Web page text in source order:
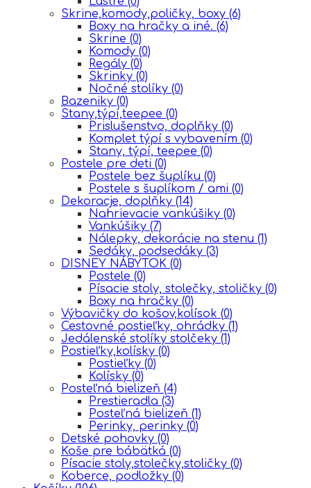
Skrine,komody,poličky, boxy (6)
Boxy na hračky a iné. (6)
Skrine (0)
Komody (0)
Regály (0)
Skrinky (0)
Nočné stolíky (0)
Bazeniky (0)
Stany,týpí,teepee (0)
Prislušenstvo, doplňky (0)
Komplet týpí s vybavením (0)
Stany, týpí, teepee (0)
Postele pre deti (0)
Postele bez šuplíku (0)
Postele s šuplíkom / ami (0)
Dekoracje, doplňky (14)
Nahrievacie vankúšiky (0)
Vankúšiky (7)
Nálepky, dekorácie na stenu (1)
Sedáky, podsedáky (3)
DISNEY NÁBYTOK (0)
Postele (0)
Písacie stoly, stolečky, stoličky (0)
Boxy na hračky (0)
Výbavičky do košov,kolísok (0)
Cestovné postieľky, ohrádky (1)
Jedálenské stolíky stolčeky (1)
Postieľky,kolísky (0)
Postieľky (0)
Kolísky (0)
Posteľná bielizeň (4)
Prestieradla (3)
Posteľná bielizeň (1)
Perinky, perinky (0)
Detské pohovky (0)
Koše pre bábätká (0)
Písacie stoly,stolečky,stoličky (0)
Koberce, podložky (0)